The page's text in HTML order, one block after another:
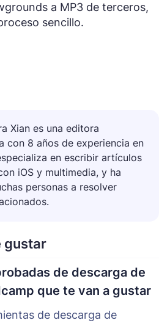
a MP3 de terceros,
sencillo.
Xian es una editora
con 8 años de experiencia en
en escribir artículos
iOS y multimedia, y ha
personas a resolver
gustar
de descarga de
que te van a gustar
de descarga de